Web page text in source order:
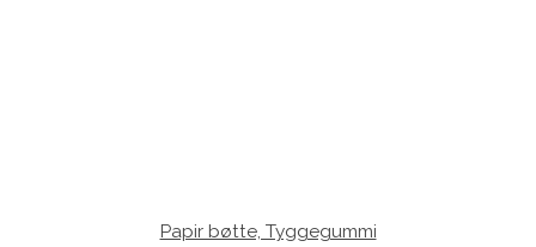
Papir bøtte, Tyggegummi